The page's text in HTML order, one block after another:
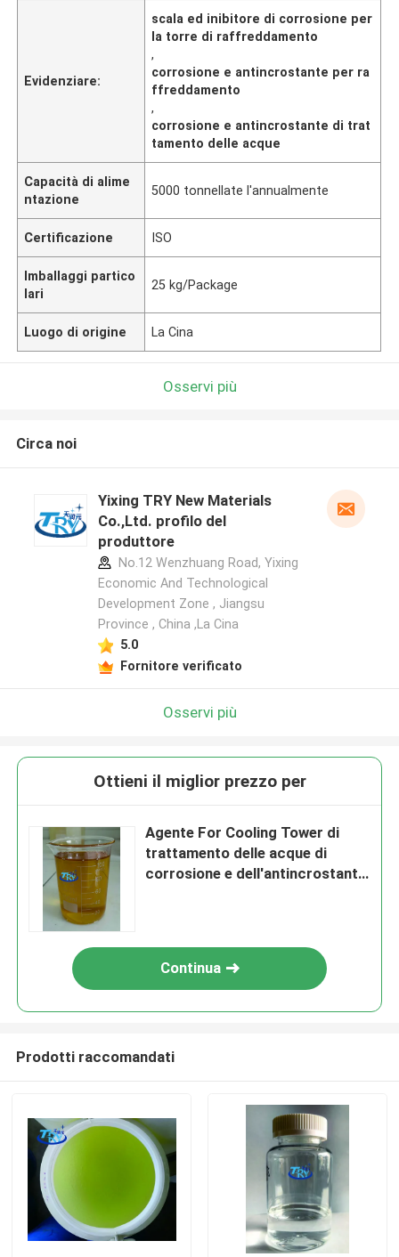
Casa
Evidenziare:
scala ed inibitore di corrosione per
la torre di raffreddamento
,
corrosione e antincrostante per ra
ffreddamento
,
corrosione e antincrostante di trat
tamento delle acque
Capacità di alime
ntazione
5000 tonnellate l'annualmente
Certificazione ISO
Imballaggi partico
lari
25 kg/Package
Luogo di origine La Cina
Osservi più
Circa noi
Yixing TRY New Materials
Co.,Ltd. profilo del
produttore
No.12 Wenzhuang Road, Yixing
Economic And Technological
Development Zone , Jiangsu
Province , China ,La Cina
5.0
Fornitore verificato
Osservi più
Ottieni il miglior prezzo per
Agente For Cooling Tower di
trattamento delle acque di
corrosione e dell'antincrostante
Continua
Prodotti raccomandati